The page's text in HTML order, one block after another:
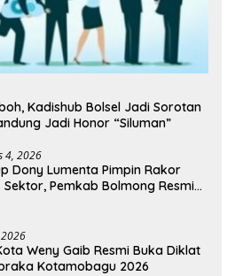
Kadishub Bolsel Jadi Sorotan
Jadi Honor “Siluman”
4, 2026
Dony Lumenta Pimpin Rakor
Sektor, Pemkab Bolmong Resmi
Weny Gaib Resmi Buka Diklat
Kotamobagu 2026